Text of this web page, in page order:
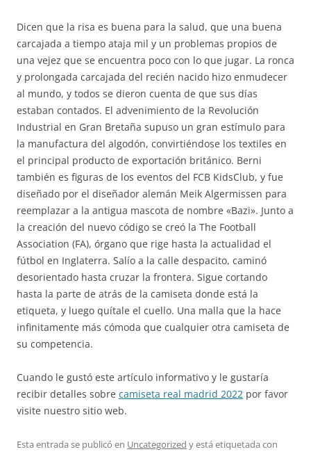
Dicen que la risa es buena para la salud, que una buena
carcajada a tiempo ataja mil y un problemas propios de
una vejez que se encuentra poco con lo que jugar. La ronca
y prolongada carcajada del recién nacido hizo enmudecer
al mundo, y todos se dieron cuenta de que sus días
estaban contados. El advenimiento de la Revolución
Industrial en Gran Bretaña supuso un gran estímulo para
la manufactura del algodón, convirtiéndose los textiles en
el principal producto de exportación británico. Berni
también es figuras de los eventos del FCB KidsClub, y fue
diseñado por el diseñador alemán Meik Algermissen para
reemplazar a la antigua mascota de nombre «Bazi». Junto a
la creación del nuevo código se creó la The Football
Association (FA), órgano que rige hasta la actualidad el
fútbol en Inglaterra. Salío a la calle despacito, caminó
desorientado hasta cruzar la frontera. Sigue cortando
hasta la parte de atrás de la camiseta donde está la
etiqueta, y luego quítale el cuello. Una malla que la hace
infinitamente más cómoda que cualquier otra camiseta de
su competencia.
Cuando le gustó este artículo informativo y le gustaría
recibir detalles sobre camiseta real madrid 2022 por favor
visite nuestro sitio web.
Esta entrada se publicó en Uncategorized y está etiquetada con